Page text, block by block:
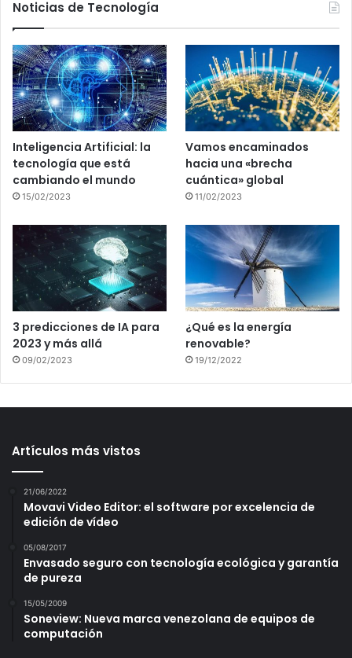
Noticias de Tecnología
Inteligencia Artificial: la
tecnología que está
cambiando el mundo
15/02/2023
Vamos encaminados
hacia una «brecha
cuántica» global
11/02/2023
3 predicciones de IA para
2023 y más allá
09/02/2023
¿Qué es la energía
renovable?
19/12/2022
Artículos más vistos
21/06/2022
Movavi Video Editor: el software por excelencia de
edición de vídeo
05/08/2017
Envasado seguro con tecnología ecológica y garantía
de pureza
15/05/2009
Soneview: Nueva marca venezolana de equipos de
computación